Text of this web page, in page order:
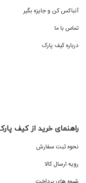
آنباکس کن و جایزه بگیر
تماس با ما
درباره کیف پارک
راهنمای خرید از کیف پارک
نحوه ثبت سفارش
رویه ارسال کالا